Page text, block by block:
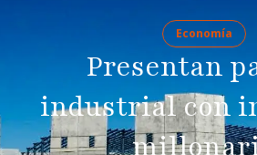
Economía
Presentan
industrial con